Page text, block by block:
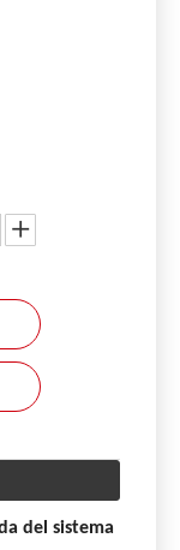
del sistema